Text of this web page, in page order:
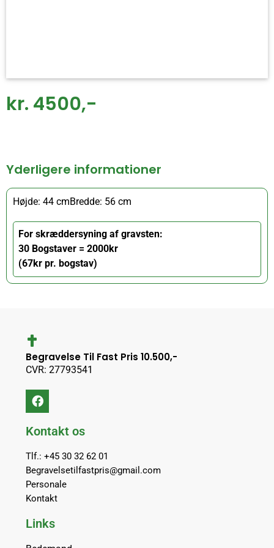
kr. 4500,-
Yderligere informationer
Højde: 44 cmBredde: 56 cm
For skræddersyning af gravsten:
30 Bogstaver = 2000kr
(67kr pr. bogstav)
Begravelse Til Fast Pris 10.500,-
CVR: 27793541
Kontakt os
Tlf.: +45 30 32 62 01
Begravelsetilfastpris@gmail.com
Personale
Kontakt
Links